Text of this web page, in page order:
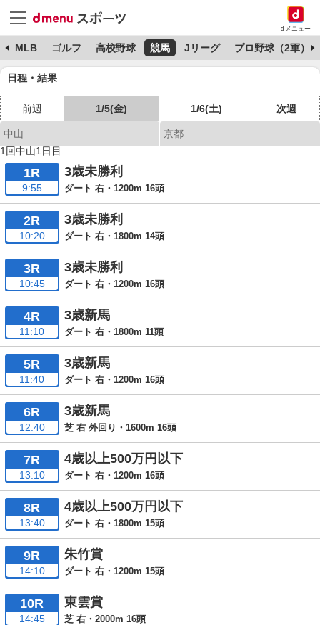
dメニュー
MLB ゴルフ 高校野球 競馬 Jリーグ プロ野球（2軍）
日程・結果
前週 1/5(金) 1/6(土) 次週
中山
京都
1回中山1日目
1R
9:55
3歳未勝利
ダート 右・1200m 16頭
2R
10:20
3歳未勝利
ダート 右・1800m 14頭
3R
10:45
3歳未勝利
ダート 右・1200m 16頭
4R
11:10
3歳新馬
ダート 右・1800m 11頭
5R
11:40
3歳新馬
ダート 右・1200m 16頭
6R
12:40
3歳新馬
芝 右 外回り・1600m 16頭
7R
13:10
4歳以上500万円以下
ダート 右・1200m 16頭
8R
13:40
4歳以上500万円以下
ダート 右・1800m 15頭
9R
14:10
朱竹賞
ダート 右・1200m 15頭
10R
14:45
東雲賞
芝 右・2000m 16頭